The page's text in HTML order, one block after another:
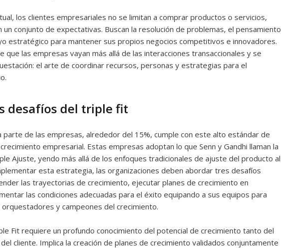
los clientes empresariales no se limitan a comprar productos o servicios,
un conjunto de expectativas. Buscan la resolución de problemas, el pensamiento
estratégico para mantener sus propios negocios competitivos e innovadores.
que las empresas vayan más allá de las interacciones transaccionales y se
el arte de coordinar recursos, personas y estrategias para el
desafíos del triple fit
parte de las empresas, alrededor del 15%, cumple con este alto estándar de
empresarial. Estas empresas adoptan lo que Senn y Gandhi llaman la
Ajuste, yendo más allá de los enfoques tradicionales de ajuste del producto al
esta estrategia, las organizaciones deben abordar tres desafíos
las trayectorias de crecimiento, ejecutar planes de crecimiento en
las condiciones adecuadas para el éxito equipando a sus equipos para
y campeones del crecimiento.
Fit requiere un profundo conocimiento del potencial de crecimiento tanto del
cliente. Implica la creación de planes de crecimiento validados conjuntamente